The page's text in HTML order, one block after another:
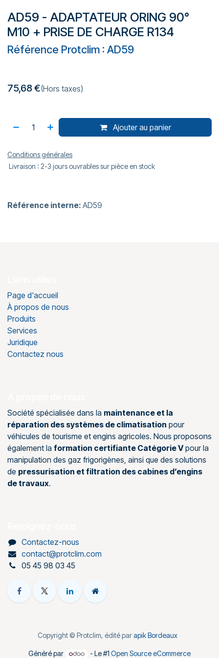
AD59 - ADAPTATEUR ORING 90°
M10 + PRISE DE CHARGE R134
Référence Protclim : AD59
75,68€(Hors taxes)
Ajouter au panier
Conditions générales
Livraison : 2-3 jours ouvrables sur pièce en stock
Référence interne: AD59
Page d'accueil
À propos de nous
Produits
Services
Juridique
Contactez nous
Société spécialisée dans la maintenance et la
réparation des systèmes de climatisation pour
véhicules de tourisme et engins agricoles. Nous proposons
également la formation certifiante Catégorie Vpour la
manipulation des gaz frigorigènes, ainsi que des solutions
de pressurisation et filtration des cabines d’engins
de travaux.
Contactez-nous
contact@protclim.com
05 45 98 03 45
Copyright © Protclim, édité parapik Bordeaux
Généré par - Le #1Open Source eCommerce